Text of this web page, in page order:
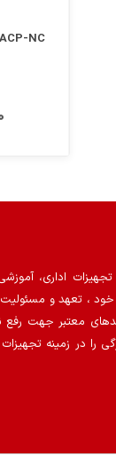
ACP-NC شستی کنتاکت بسته قرمز
اداری،
خود ، تعهد و
معتبر جهت رفع
را در زمینه